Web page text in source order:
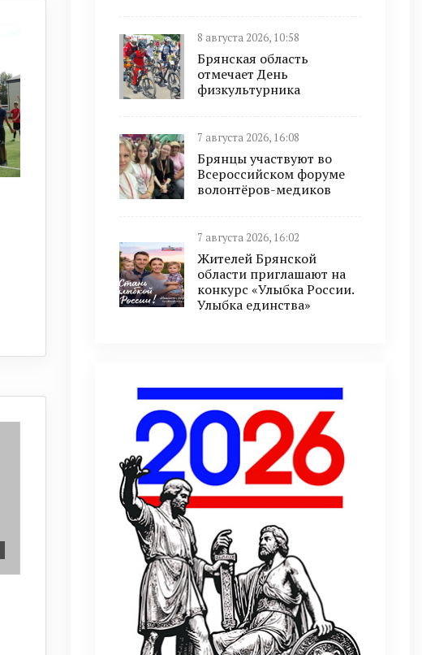
8 августа 2026, 10:58
Брянская область
отмечает День
физкультурника
7 августа 2026, 16:08
Брянцы участвуют во
Всероссийском форуме
волонтёров-медиков
7 августа 2026, 16:02
Жителей Брянской
области приглашают на
конкурс «Улыбка России.
Улыбка единства»